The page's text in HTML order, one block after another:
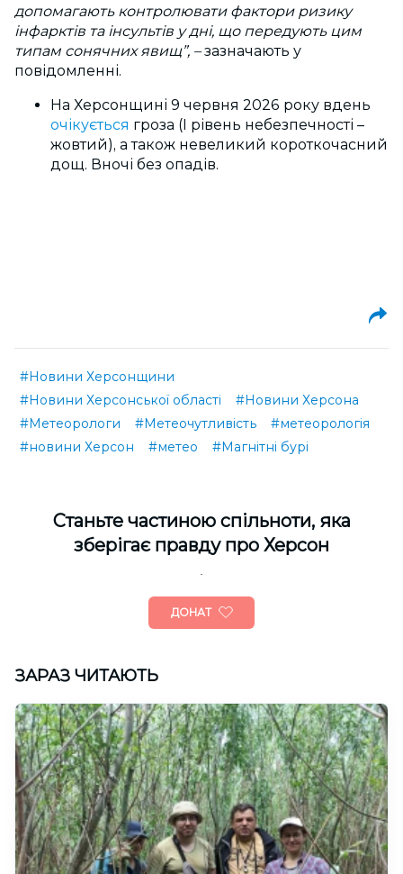
допомагають контролювати фактори ризику
інфарктів та інсультів у дні, що передують цим
типам сонячних явищ”, –зазначають у
повідомленні.
На Херсонщині 9 червня 2026 року вдень
очікується гроза (I рівень небезпечності –
жовтий), а також невеликий короткочасний
дощ. Вночі без опадів.
#Новини Херсонщини
#Новини Херсонської області
#Новини Херсона
#Метеорологи
#Метеочутливість
#метеорологія
#новини Херсон
#метео #Магнітні бурі
Cтаньте частиною спільноти, яка
зберігає правду про Херсон
ДОНАТ
ЗАРАЗ ЧИТАЮТЬ